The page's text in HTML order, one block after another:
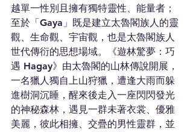
越單一性別且擁有獨特靈性、能量者；
至於「Gaya」既是建立太魯閣族人的靈
觀、生命觀、宇宙觀，也是太魯閣族人
世代傳衍的思想場域。《遊林驚夢：巧
遇 Hagay》由太魯閣的山林傳說開展，
一名獵人獨自上山狩獵，遭逢大雨而躲
進樹洞沉睡，醒來後走入一座閃閃發光
的神秘森林，遇見一群未著衣裳、優雅
美麗，彼此相擁、交疊的男性靈群，並